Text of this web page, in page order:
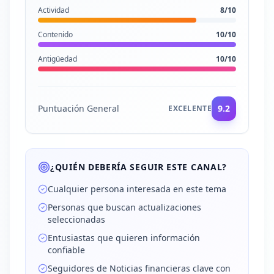
Actividad 8/10
Contenido 10/10
Antigüedad 10/10
Puntuación General EXCELENTE 9.2
¿QUIÉN DEBERÍA SEGUIR ESTE CANAL?
Cualquier persona interesada en este tema
Personas que buscan actualizaciones
seleccionadas
Entusiastas que quieren información
confiable
Seguidores de Noticias financieras clave con